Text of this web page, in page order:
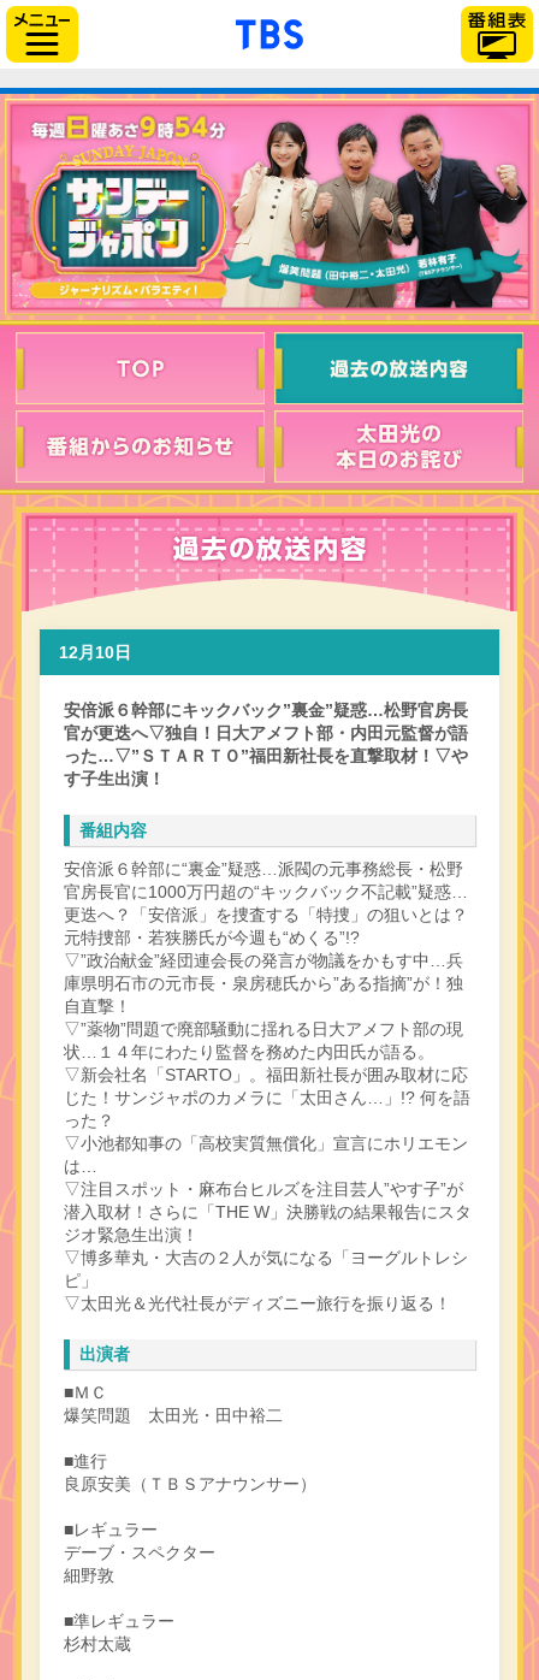
「TBSテレビ」トップ
12月10日
安倍派６幹部にキックバック”裏金”疑惑…松野官房長
官が更迭へ▽独自！日大アメフト部・内田元監督が語
った…▽”ＳＴＡＲＴＯ”福田新社長を直撃取材！▽や
す子生出演！
番組内容
安倍派６幹部に“裏金”疑惑…派閥の元事務総長・松野
官房長官に1000万円超の“キックバック不記載”疑惑…
更迭へ？「安倍派」を捜査する「特捜」の狙いとは？
元特捜部・若狭勝氏が今週も“めくる”!?
▽”政治献金”経団連会長の発言が物議をかもす中…兵
庫県明石市の元市長・泉房穂氏から”ある指摘”が！独
自直撃！
▽”薬物”問題で廃部騒動に揺れる日大アメフト部の現
状…１４年にわたり監督を務めた内田氏が語る。
▽新会社名「STARTO」。福田新社長が囲み取材に応
じた！サンジャポのカメラに「太田さん…」!? 何を語
った？
▽小池都知事の「高校実質無償化」宣言にホリエモン
は…
▽注目スポット・麻布台ヒルズを注目芸人”やす子”が
潜入取材！さらに「THE W」決勝戦の結果報告にスタ
ジオ緊急生出演！
▽博多華丸・大吉の２人が気になる「ヨーグルトレシ
ピ」
▽太田光＆光代社長がディズニー旅行を振り返る！
出演者
■ＭＣ
爆笑問題 太田光・田中裕二
■進行
良原安美（ＴＢＳアナウンサー）
■レギュラー
デーブ・スペクター
細野敦
■準レギュラー
杉村太蔵